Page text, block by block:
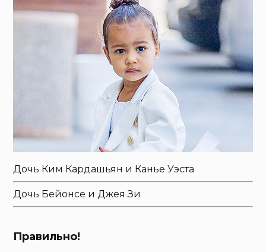
Дочь Ким Кардашьян и Канье Уэста
Дочь Бейонсе и Джея Зи
Правильно!